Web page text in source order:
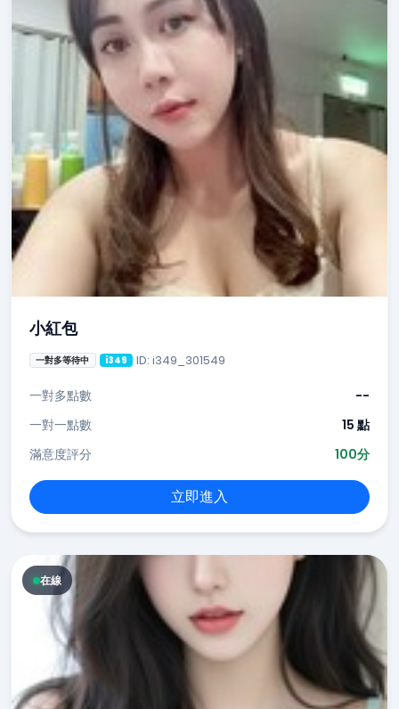
小紅包
一對多等待中 i349 ID: i349_301549
一對多點數
--
一對一點數
15 點
滿意度評分
100分
立即進入
在線